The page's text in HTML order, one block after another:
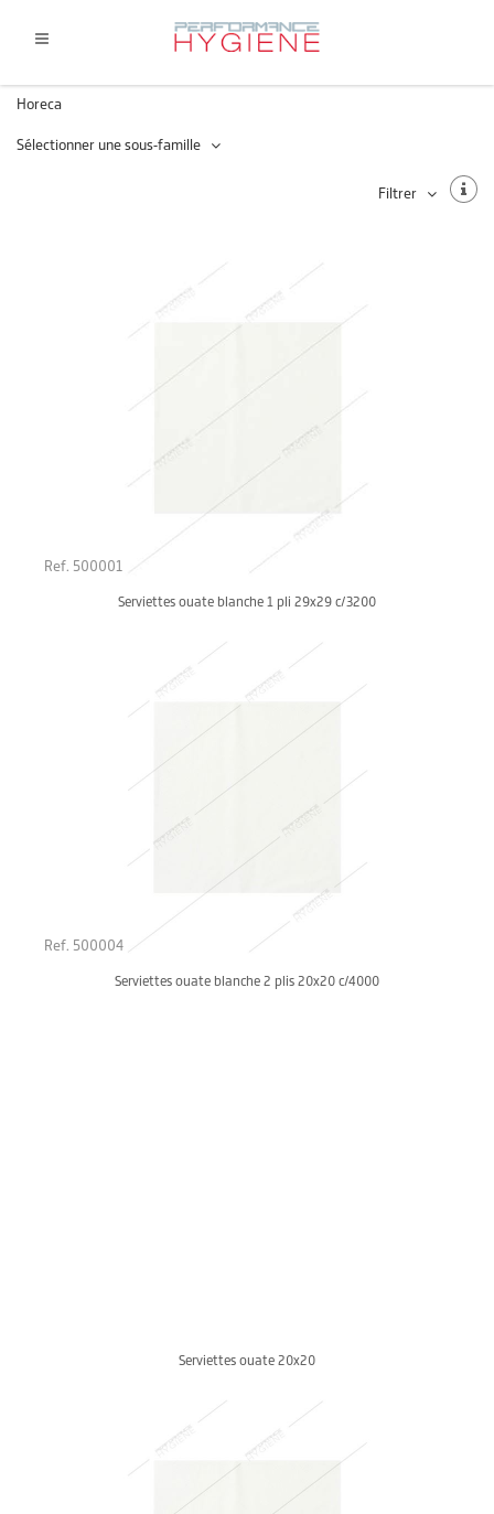
Horeca
Sélectionner une sous-famille
Filtrer
Ref. 500001
Serviettes ouate blanche 1 pli 29x29 c/3200
Ref. 500004
Serviettes ouate blanche 2 plis 20x20 c/4000
Serviettes ouate 20x20